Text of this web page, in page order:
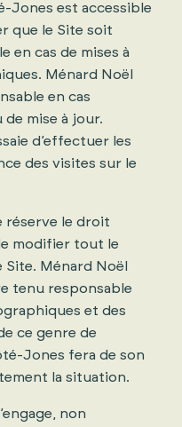
Jones est accessible
que le Site soit
en cas de mises à
Ménard Noël
en cas
mise à jour.
d’effectuer les
des visites sur le
réserve le droit
modifier tout le
Ménard Noël
tenu responsable
et des
ce genre de
Jones fera de son
la situation.
non